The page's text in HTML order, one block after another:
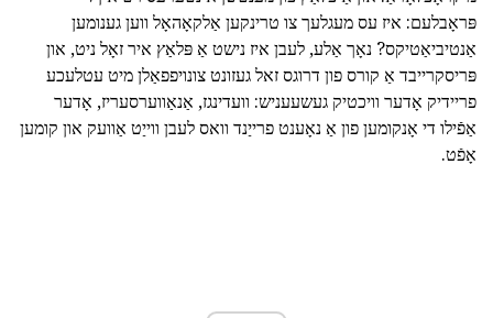
פּראָבלעם: איז עס מעגלעך צו טרינקען אַלקאָהאָל ווען גענומען
אַנטיביאַטיקס? נאָך אַלע, לעבן איז נישט אַ פּלאַץ איר זאָל ניט, און
פּריסקרייבד אַ קורס פון דרוגס זאל געזונט צונויפפאַלן מיט עטלעכע
פריידיק אָדער וויכטיק געשעעניש: וועדינגז, אַנאַווערסעריז, אָדער
אַפֿילו די אָנקומען פון אַ נאָענט פרייַנד וואס לעבן ווייַט אַוועק און קומען
אָפֿט.